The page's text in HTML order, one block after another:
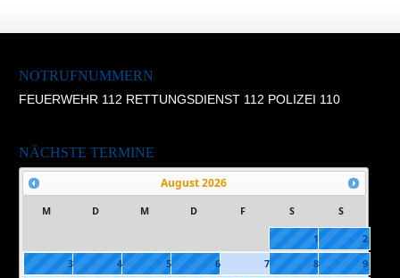
NOTRUFNUMMERN
FEUERWEHR 112 RETTUNGSDIENST 112 POLIZEI 110
NÄCHSTE TERMINE
August2026
M D M D F S S
1
2
3
4 5 6 7 8
9